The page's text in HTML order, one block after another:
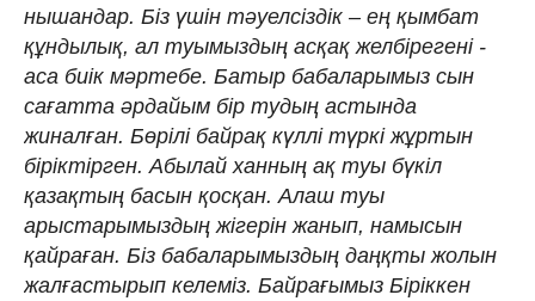
нышандар. Біз үшін тәуелсіздік – ең қымбат
құндылық, ал туымыздың асқақ желбірегені -
аса биік мәртебе. Батыр бабаларымыз сын
сағатта әрдайым бір тудың астында
жиналған. Бөрілі байрақ күллі түркі жұртын
біріктірген. Абылай ханның ақ туы бүкіл
қазақтың басын қосқан. Алаш туы
арыстарымыздың жігерін жанып, намысын
қайраған. Біз бабаларымыздың даңқты жолын
жалғастырып келеміз. Байрағымыз Біріккен